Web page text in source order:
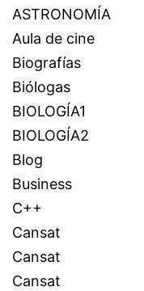
ASTRONOMÍA
Aula de cine
Biografías
Biólogas
BIOLOGÍA1
BIOLOGÍA2
Blog
Business
C++
Cansat
Cansat
Cansat